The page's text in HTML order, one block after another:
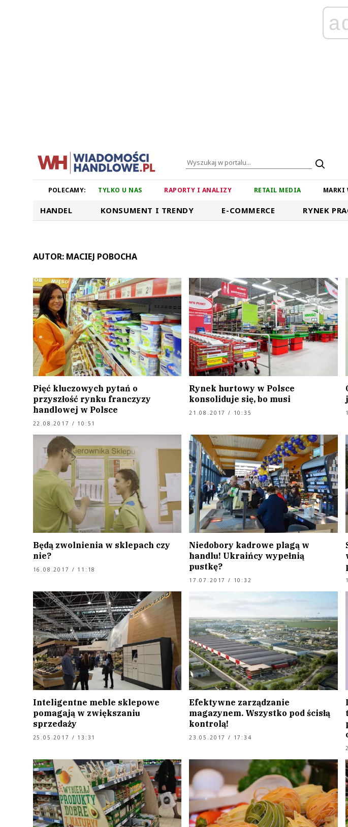
POLECAMY: TYLKO U NAS RAPORTY I ANALIZY RETAIL MEDIA MARKI
HANDEL KONSUMENT I TRENDY E-COMMERCE RYNEK
AUTOR: MACIEJ POBOCHA
Pięć kluczowych pytań o
przyszłość rynku franczyzy
handlowej w Polsce
22.08.2017 / 10:51
Rynek hurtowy w Polsce
konsoliduje się, bo musi
21.08.2017 / 10:35
Będą zwolnienia w sklepach czy
nie?
16.08.2017 / 11:18
Niedobory kadrowe plagą w
handlu! Ukraińcy wypełnią
pustkę?
17.07.2017 / 10:32
Inteligentne meble sklepowe
pomagają w zwiększaniu
sprzedaży
25.05.2017 / 13:31
Efektywne zarządzanie
magazynem. Wszystko pod ścisłą
kontrolą!
23.05.2017 / 17:34